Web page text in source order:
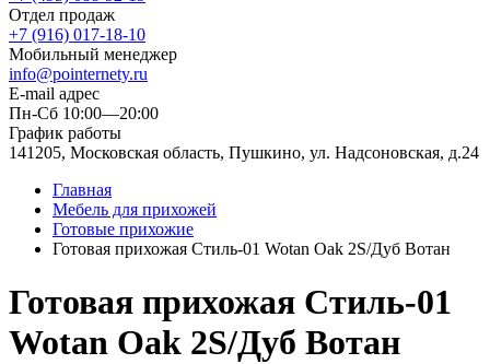
Отдел продаж
+7 (916) 017-18-10
Мобильный менеджер
info@pointernety.ru
E-mail адрес
Пн-Сб 10:00—20:00
График работы
141205, Московская область, Пушкино, ул. Надсоновская, д.24
Главная
Мебель для прихожей
Готовые прихожие
Готовая прихожая Стиль-01 Wotan Oak 2S/Дуб Вотан
Готовая прихожая Стиль-01
Wotan Oak 2S/Дуб Вотан